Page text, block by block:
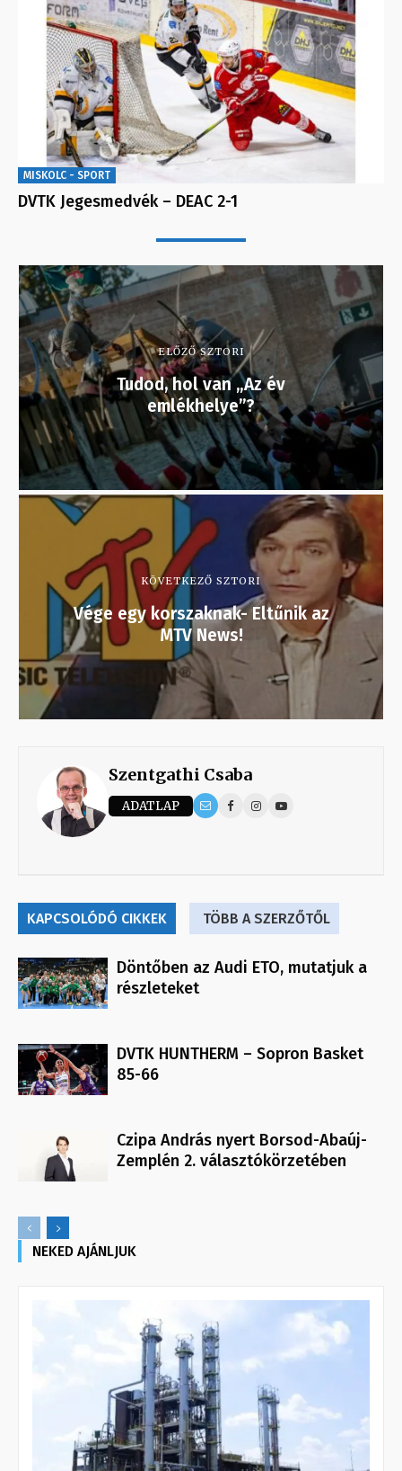
MISKOLC - SPORT
DVTK Jegesmedvék – DEAC 2-1
ELŐZŐ SZTORI
Tudod, hol van „Az év
emlékhelye”?
KÖVETKEZŐ SZTORI
Vége egy korszaknak- Eltűnik az
MTV News!
Szentgathi Csaba
ADATLAP
KAPCSOLÓDÓ CIKKEK TÖBB A SZERZŐTŐL
Döntőben az Audi ETO, mutatjuk a
részleteket
DVTK HUNTHERM – Sopron Basket
85-66
Czipa András nyert Borsod-Abaúj-
Zemplén 2. választókörzetében
NEKED AJÁNLJUK